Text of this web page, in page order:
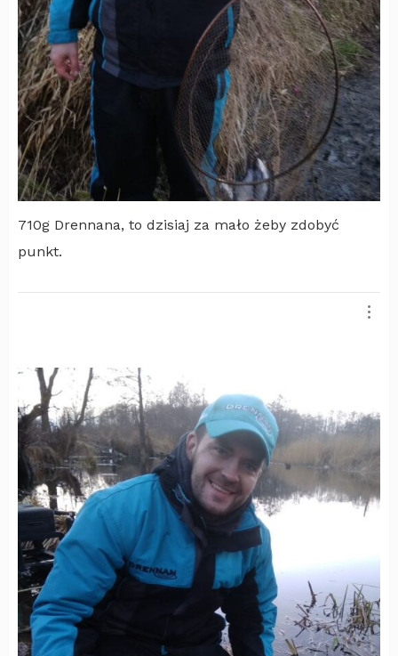
710g Drennana, to dzisiaj za mało żeby zdobyć
punkt.